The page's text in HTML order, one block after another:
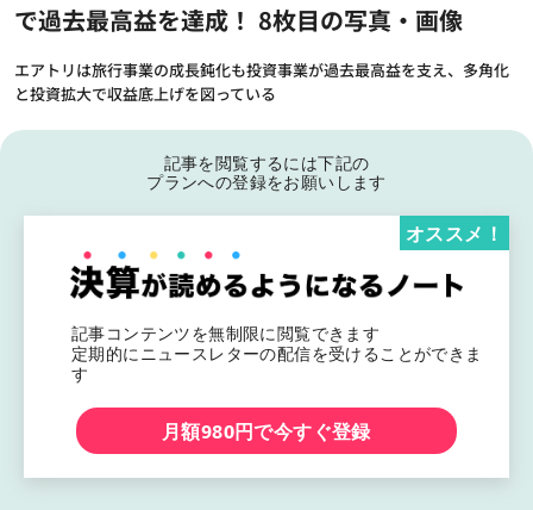
で過去最高益を達成！ 8枚目の写真・画像
エアトリは旅行事業の成長鈍化も投資事業が過去最高益を支え、多角化
と投資拡大で収益底上げを図っている
記事を閲覧するには下記の
プランへの登録をお願いします
記事コンテンツを無制限に閲覧できます
定期的にニュースレターの配信を受けることができま
す
オススメ！
月額980円で今すぐ登録